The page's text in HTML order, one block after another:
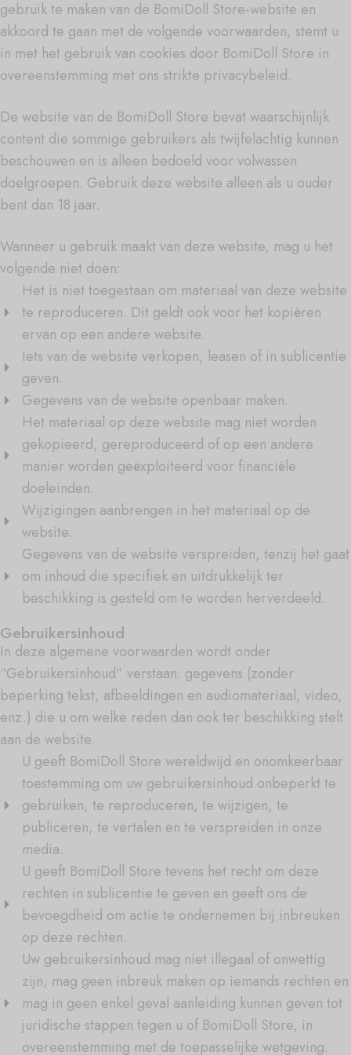
gebruik te maken van de BomiDoll Store-website en
akkoord te gaan met de volgende voorwaarden, stemt u
in met het gebruik van cookies door BomiDoll Store in
overeenstemming met ons strikte privacybeleid.
De website van de BomiDoll Store bevat waarschijnlijk
content die sommige gebruikers als twijfelachtig kunnen
beschouwen en is alleen bedoeld voor volwassen
doelgroepen. Gebruik deze website alleen als u ouder
bent dan 18 jaar.
Wanneer u gebruik maakt van deze website, mag u het
volgende niet doen:
Het is niet toegestaan om materiaal van deze website
te reproduceren. Dit geldt ook voor het kopiëren
ervan op een andere website.
Iets van de website verkopen, leasen of in sublicentie
geven.
Gegevens van de website openbaar maken.
Het materiaal op deze website mag niet worden
gekopieerd, gereproduceerd of op een andere
manier worden geëxploiteerd voor financiële
doeleinden.
Wijzigingen aanbrengen in het materiaal op de
website.
Gegevens van de website verspreiden, tenzij het gaat
om inhoud die specifiek en uitdrukkelijk ter
beschikking is gesteld om te worden herverdeeld.
Gebruikersinhoud
In deze algemene voorwaarden wordt onder
“Gebruikersinhoud” verstaan: gegevens (zonder
beperking tekst, afbeeldingen en audiomateriaal, video,
enz.) die u om welke reden dan ook ter beschikking stelt
aan de website.
U geeft BomiDoll Store wereldwijd en onomkeerbaar
toestemming om uw gebruikersinhoud onbeperkt te
gebruiken, te reproduceren, te wijzigen, te
publiceren, te vertalen en te verspreiden in onze
media.
U geeft BomiDoll Store tevens het recht om deze
rechten in sublicentie te geven en geeft ons de
bevoegdheid om actie te ondernemen bij inbreuken
op deze rechten.
Uw gebruikersinhoud mag niet illegaal of onwettig
zijn, mag geen inbreuk maken op iemands rechten en
mag in geen enkel geval aanleiding kunnen geven tot
juridische stappen tegen u of BomiDoll Store, in
overeenstemming met de toepasselijke wetgeving.